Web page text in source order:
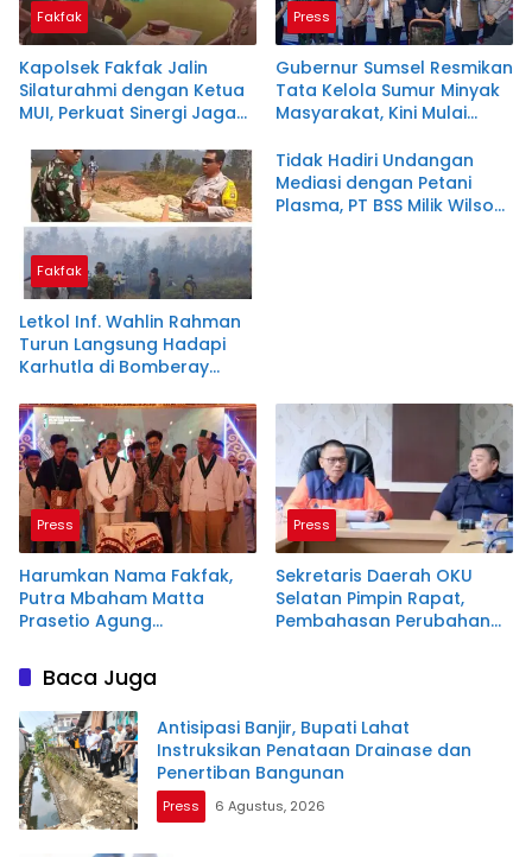
Fakfak
Kapolsek Fakfak Jalin
Silaturahmi dengan Ketua
MUI, Perkuat Sinergi Jaga
Press
Gubernur Sumsel Resmikan
Tata Kelola Sumur Minyak
Masyarakat, Kini Mulai
Fakfak
Letkol Inf. Wahlin Rahman
Turun Langsung Hadapi
Karhutla di Bomberay
Selamatkan Masyarakat
Tidak Hadiri Undangan
Mediasi dengan Petani
Plasma, PT BSS Milik Wilson
Press
Harumkan Nama Fakfak,
Putra Mbaham Matta
Prasetio Agung
HMI Cabang Surakarta
Periode 2026–2027
Press
Sekretaris Daerah OKU
Selatan Pimpin Rapat,
Pembahasan Perubahan
Baca Juga
Antisipasi Banjir, Bupati Lahat
Instruksikan Penataan Drainase dan
Penertiban Bangunan
Press 6 Agustus, 2026